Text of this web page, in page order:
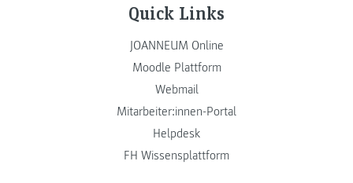
Quick Links
JOANNEUM Online
Moodle Plattform
Webmail
Mitarbeiter:innen-Portal
Helpdesk
FH Wissensplattform